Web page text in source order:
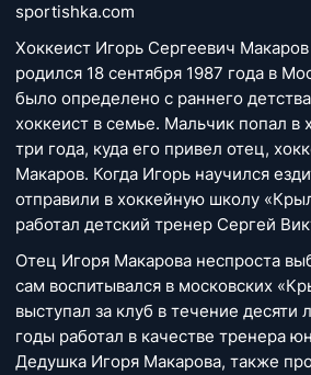
sportishka.com
Хоккеист Игорь Сергеевич
родился 18 сентября 1987 года в
было определено с раннего
хоккеист в семье. Мальчик попал в
три года, куда его привел отец,
Макаров. Когда Игорь научился
отправили в хоккейную школу
работал детский тренер Сергей
Отец Игоря Макарова неспроста
сам воспитывался в московских
выступал за клуб в течение десяти
годы работал в качестве тренера
Дедушка Игоря Макарова, также